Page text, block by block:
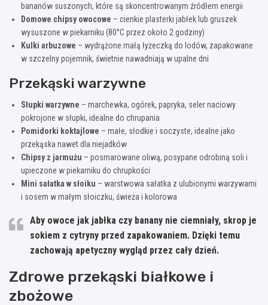
bananów suszonych, które są skoncentrowanym źródłem energii
Domowe chipsy owocowe – cienkie plasterki jabłek lub gruszek
wysuszone w piekarniku (80°C przez około 2 godziny)
Kulki arbuzowe – wydrążone małą łyżeczką do lodów, zapakowane
w szczelny pojemnik, świetnie nawadniają w upalne dni
Przekąski warzywne
Słupki warzywne – marchewka, ogórek, papryka, seler naciowy
pokrojone w słupki, idealne do chrupania
Pomidorki koktajlowe – małe, słodkie i soczyste, idealne jako
przekąska nawet dla niejadków
Chipsy z jarmużu – posmarowane oliwą, posypane odrobiną soli i
upieczone w piekarniku do chrupkości
Mini sałatka w słoiku – warstwowa sałatka z ulubionymi warzywami
i sosem w małym słoiczku, świeża i kolorowa
Aby owoce jak jabłka czy banany nie ciemniały, skrop je
sokiem z cytryny przed zapakowaniem. Dzięki temu
zachowają apetyczny wygląd przez cały dzień.
Zdrowe przekąski białkowe i
zbożowe